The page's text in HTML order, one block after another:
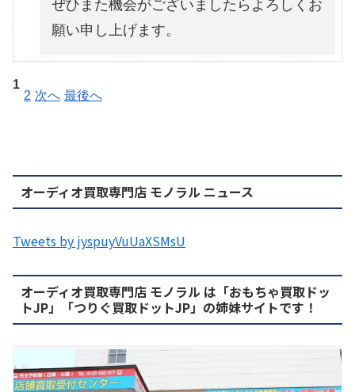
ぜひまた機会がございましたらよろしくお
願い申し上げます。
1
2 次へ 最後へ
オーディオ買取専門店 モノラル ニュース
Tweets by jyspuyVuUaXSMsU
オーディオ買取専門店 モノラル は「おもちゃ買取ドッ
トJP」「つりぐ買取ドットJP」の姉妹サイトです！